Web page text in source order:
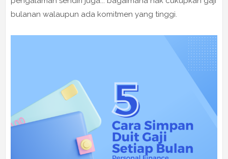
bulanan walaupun ada komitmen yang tinggi.